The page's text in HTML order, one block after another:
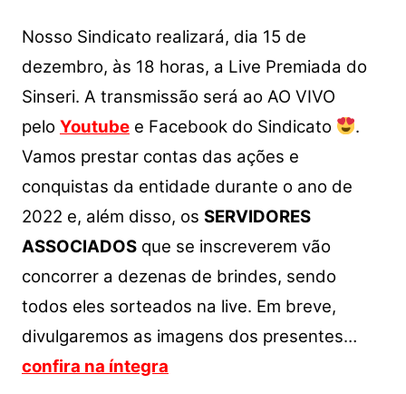
Nosso Sindicato realizará, dia 15 de
dezembro, às 18 horas, a Live Premiada do
Sinseri. A transmissão será ao AO VIVO
pelo Youtubee Facebook do Sindicato
.
Vamos prestar contas das ações e
conquistas da entidade durante o ano de
2022 e, além disso, os SERVIDORES
ASSOCIADOSque se inscreverem vão
concorrer a dezenas de brindes, sendo
todos eles sorteados na live. Em breve,
divulgaremos as imagens dos presentes…
confira na íntegra